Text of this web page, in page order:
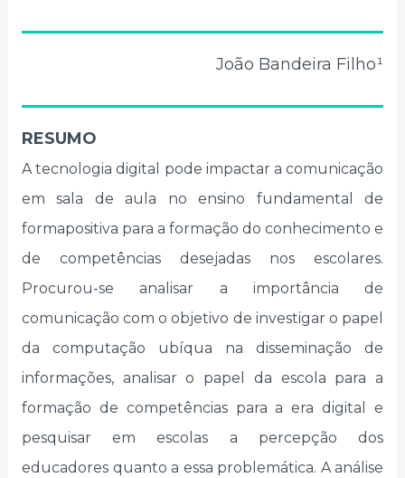
João Bandeira Filho¹
RESUMO
A tecnologia digital pode impactar a comunicação
em sala de aula no ensino fundamental de
formapositiva para a formação do conhecimento e
de competências desejadas nos escolares.
Procurou-se analisar a importância de
comunicação com o objetivo de investigar o papel
da computação ubíqua na disseminação de
informações, analisar o papel da escola para a
formação de competências para a era digital e
pesquisar em escolas a percepção dos
educadores quanto a essa problemática. A análise